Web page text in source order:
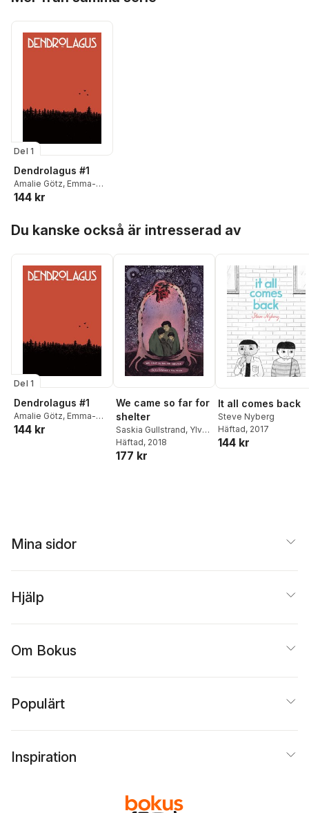
Del 1
Dendrolagus #1
Amalie Götz, Emma-
Lisa Henriksson
Hanna Lundin Tistelö
144 kr
Du kanske också är intresserad av
Del 1
Dendrolagus #1
Amalie Götz, Emma-
Lisa Henriksson
144 kr
We came so far for
shelter
Saskia Gullstrand, Ylva
Oknelid
Häftad, 2018
177 kr
It all comes back
Steve Nyberg
Häftad, 2017
144 kr
Mina sidor
Hjälp
Om Bokus
Populärt
Inspiration